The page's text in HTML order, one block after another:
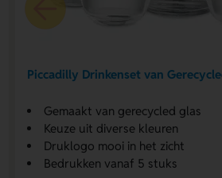
Piccadilly Drinkenset van
Gemaakt van gerecycled glas
Keuze uit diverse kleuren
Druklogo mooi in het zicht
Bedrukken vanaf 5 stuks